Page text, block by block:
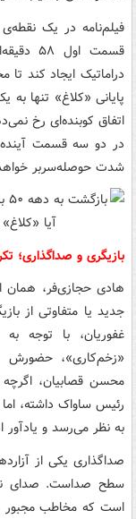
فیلم‌نامه در یک
قسمت
پایانی «کلاغ» تنها
اتفاق کوبنده‌ای رخ
در دو سه قسمت آینده
شدت حوصله‌سربر
بازیگری و صداگذاری؛
هادی حجازی‌فر، همان
جدید یا متفاوتی از
غفوریان، با توجه
«زخم‌کاری»، حضورش
محسن قصابیان،
رئیس ساواک داشته،
به نظر می‌رسد و یادآور
صداگذاری یکی از
سطح صداست. صدای
است که مخاطب مجبور